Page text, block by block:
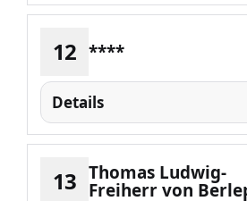
12 ****
Details
13 Thomas Ludwig-
Freiherr von